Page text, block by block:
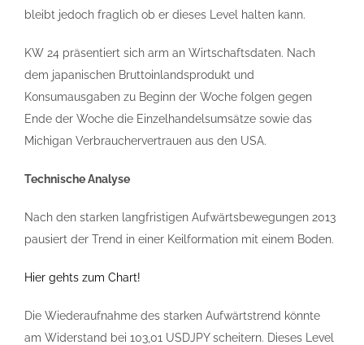
bleibt jedoch fraglich ob er dieses Level halten kann.
KW 24 präsentiert sich arm an Wirtschaftsdaten. Nach
dem japanischen Bruttoinlandsprodukt und
Konsumausgaben zu Beginn der Woche folgen gegen
Ende der Woche die Einzelhandelsumsätze sowie das
Michigan Verbrauchervertrauen aus den USA.
Technische Analyse
Nach den starken langfristigen Aufwärtsbewegungen 2013
pausiert der Trend in einer Keilformation mit einem Boden.
Hier gehts zum Chart!
Die Wiederaufnahme des starken Aufwärtstrend könnte
am Widerstand bei 103,01 USDJPY scheitern. Dieses Level